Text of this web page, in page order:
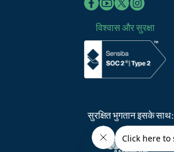
विश्वास और सुरक्षा
सुरक्षित भुगतान इसके साथ: